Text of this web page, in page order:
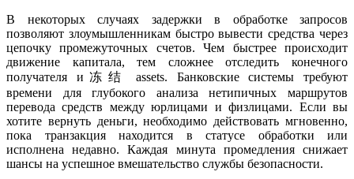
В некоторых случаях задержки в обработке запросов
позволяют злоумышленникам быстро вывести средства через
цепочку промежуточных счетов. Чем быстрее происходит
движение капитала, тем сложнее отследить конечного
получателя и冻结 assets. Банковские системы требуют
времени для глубокого анализа нетипичных маршрутов
перевода средств между юрлицами и физлицами. Если вы
хотите вернуть деньги, необходимо действовать мгновенно,
пока транзакция находится в статусе обработки или
исполнена недавно. Каждая минута промедления снижает
шансы на успешное вмешательство службы безопасности.